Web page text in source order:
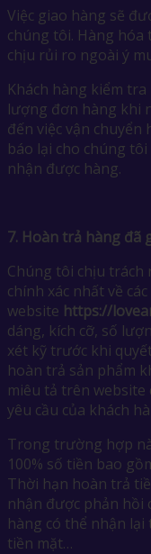
Việc giao hàng sẽ
chúng tôi. Hàng
chịu rủi ro ngoài ý
Khách hàng kiểm
lượng đơn hàng khi
đến việc vận
báo lại cho chúng
nhận được hàng.
7. Hoàn trả hàng đã
Chúng tôi chịu trách
chính xác nhất về
website https://
dáng, kích cỡ, số
xét kỹ trước khi
hoàn trả sản phẩm
miêu tả trên
yêu cầu của khách
Trong trường hợp
100% số tiền bao
Thời hạn hoàn trả
nhận được phản hồi
hàng có thể nhận lại
tiền mặt…